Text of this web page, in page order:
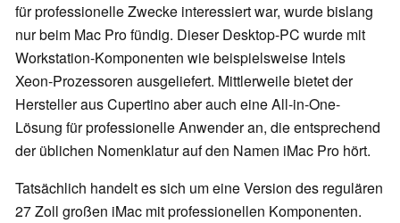
für professionelle Zwecke interessiert war, wurde bislang
nur beim Mac Pro fündig. Dieser Desktop-PC wurde mit
Workstation-Komponenten wie beispielsweise Intels
Xeon-Prozessoren ausgeliefert. Mittlerweile bietet der
Hersteller aus Cupertino aber auch eine All-in-One-
Lösung für professionelle Anwender an, die entsprechend
der üblichen Nomenklatur auf den Namen iMac Pro hört.
Tatsächlich handelt es sich um eine Version des regulären
27 Zoll großen iMac mit professionellen Komponenten.